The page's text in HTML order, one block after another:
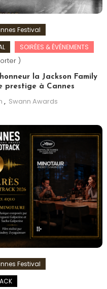
Festival
SOIRÉES & ÉVÉNEMENTS
)
la Jackson Family
prestige à Cannes
, Swann Awards
Festival